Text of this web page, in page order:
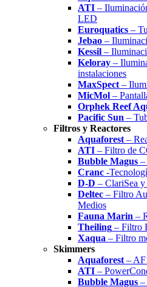
ATI –
LED
Euroquatics –
Jebao –
Kessil –
Keloray –
instalaciones
MaxSpect –
MicMol –
Orphek Reef
Pacific Sun –
Filtros y Reactores
Aquaforest –
ATI – Filtro de
Bubble Magus –
Cranc -
D-D – ClariSea
Deltec – Filtro
Medios
Fauna Marin –
Theiling – Filtro
Xaqua – Filtro
Skimmers
Aquaforest –
ATI –
Bubble Magus –